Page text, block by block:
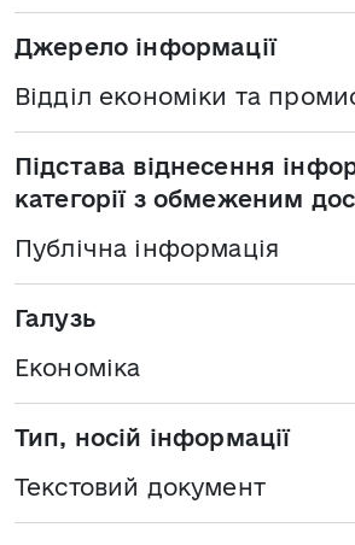
Джерело інформації
Відділ економіки та
Підстава віднесення
категорії з обмеженим
Публічна інформація
Галузь
Економіка
Тип, носій інформації
Текстовий документ